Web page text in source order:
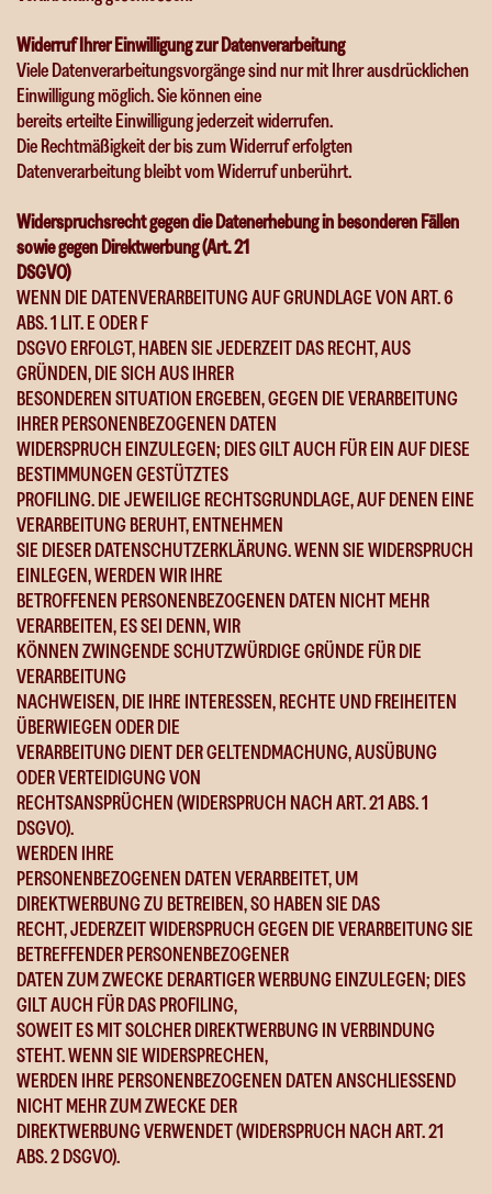
Widerruf Ihrer Einwilligung zur Datenverarbeitung
Viele Datenverarbeitungsvorgänge sind nur mit Ihrer ausdrücklichen
Einwilligung möglich. Sie können eine
bereits erteilte Einwilligung jederzeit widerrufen.
Die Rechtmäßigkeit der bis zum Widerruf erfolgten
Datenverarbeitung bleibt vom Widerruf unberührt.
Widerspruchsrecht gegen die Datenerhebung in besonderen Fällen
sowie gegen Direktwerbung (Art. 21
DSGVO)
WENN DIE DATENVERARBEITUNG AUF GRUNDLAGE VON ART. 6
ABS. 1 LIT. E ODER F
DSGVO ERFOLGT, HABEN SIE JEDERZEIT DAS RECHT, AUS
GRÜNDEN, DIE SICH AUS IHRER
BESONDEREN SITUATION ERGEBEN, GEGEN DIE VERARBEITUNG
IHRER PERSONENBEZOGENEN DATEN
WIDERSPRUCH EINZULEGEN; DIES GILT AUCH FÜR EIN AUF DIESE
BESTIMMUNGEN GESTÜTZTES
PROFILING. DIE JEWEILIGE RECHTSGRUNDLAGE, AUF DENEN EINE
VERARBEITUNG BERUHT, ENTNEHMEN
SIE DIESER DATENSCHUTZERKLÄRUNG. WENN SIE WIDERSPRUCH
EINLEGEN, WERDEN WIR IHRE
BETROFFENEN PERSONENBEZOGENEN DATEN NICHT MEHR
VERARBEITEN, ES SEI DENN, WIR
KÖNNEN ZWINGENDE SCHUTZWÜRDIGE GRÜNDE FÜR DIE
VERARBEITUNG
NACHWEISEN, DIE IHRE INTERESSEN, RECHTE UND FREIHEITEN
ÜBERWIEGEN ODER DIE
VERARBEITUNG DIENT DER GELTENDMACHUNG, AUSÜBUNG
ODER VERTEIDIGUNG VON
RECHTSANSPRÜCHEN (WIDERSPRUCH NACH ART. 21 ABS. 1
DSGVO).
WERDEN IHRE
PERSONENBEZOGENEN DATEN VERARBEITET, UM
DIREKTWERBUNG ZU BETREIBEN, SO HABEN SIE DAS
RECHT, JEDERZEIT WIDERSPRUCH GEGEN DIE VERARBEITUNG SIE
BETREFFENDER PERSONENBEZOGENER
DATEN ZUM ZWECKE DERARTIGER WERBUNG EINZULEGEN; DIES
GILT AUCH FÜR DAS PROFILING,
SOWEIT ES MIT SOLCHER DIREKTWERBUNG IN VERBINDUNG
STEHT. WENN SIE WIDERSPRECHEN,
WERDEN IHRE PERSONENBEZOGENEN DATEN ANSCHLIESSEND
NICHT MEHR ZUM ZWECKE DER
DIREKTWERBUNG VERWENDET (WIDERSPRUCH NACH ART. 21
ABS. 2 DSGVO).